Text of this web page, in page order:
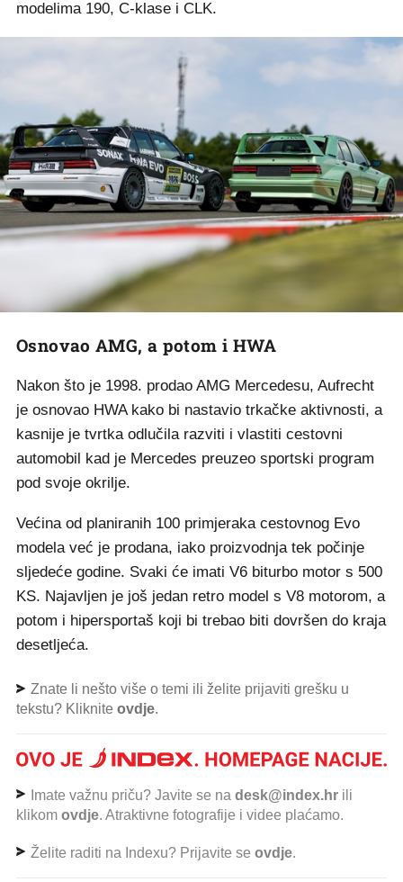
modelima 190, C-klase i CLK.
Osnovao AMG, a potom i HWA
Nakon što je 1998. prodao AMG Mercedesu, Aufrecht
je osnovao HWA kako bi nastavio trkačke aktivnosti, a
kasnije je tvrtka odlučila razviti i vlastiti cestovni
automobil kad je Mercedes preuzeo sportski program
pod svoje okrilje.
Većina od planiranih 100 primjeraka cestovnog Evo
modela već je prodana, iako proizvodnja tek počinje
sljedeće godine. Svaki će imati V6 biturbo motor s 500
KS. Najavljen je još jedan retro model s V8 motorom, a
potom i hipersportaš koji bi trebao biti dovršen do kraja
desetljeća.
Znate li nešto više o temi ili želite prijaviti grešku u
tekstu? Kliknite ovdje.
Imate važnu priču? Javite se na desk@index.hr ili
klikom ovdje. Atraktivne fotografije i videe plaćamo.
Želite raditi na Indexu? Prijavite se ovdje.